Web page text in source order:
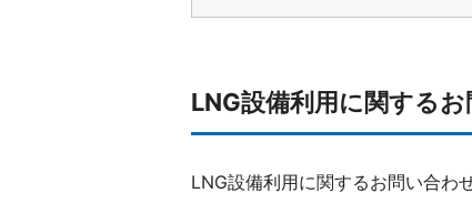
LNG設備利用に関する
LNG設備利用に関するお問い合わ